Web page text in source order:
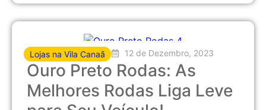
Lojas na Vila Canaã 12 de Dezembro, 2023
Ouro Preto Rodas: As
Melhores Rodas Liga Leve